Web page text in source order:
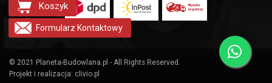
© 2021 Planeta-Budowlana.pl - All Rights Reserved.
Projekt i realizacja: clivio.pl
Formularz Kontaktowy
Koszyk